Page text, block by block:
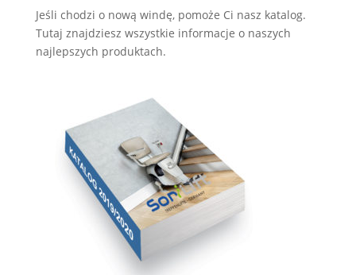
Jeśli chodzi o nową windę, pomoże Ci nasz katalog.
Tutaj znajdziesz wszystkie informacje o naszych
najlepszych produktach.